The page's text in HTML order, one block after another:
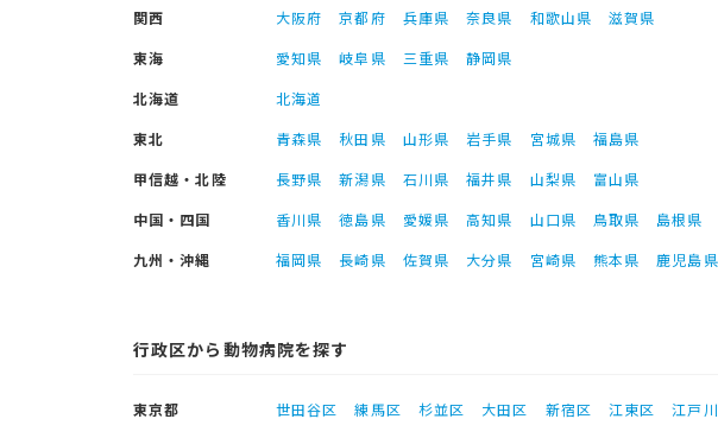
関西
大阪府 京都府 兵庫県 奈良県 和歌山県
滋賀県
東海
愛知県 岐阜県 三重県
静岡県
北海道
北海道
東北
青森県 秋田県 山形県 岩手県 宮城県
福島県
甲信越・北陸
長野県 新潟県 石川県 福井県 山梨県
富山県
中国・四国
香川県 徳島県 愛媛県 高知県 山口県 鳥取県 島根県
九州・沖縄
福岡県 長崎県 佐賀県 大分県 宮崎県 熊本県 鹿児島県
行政区から動物病院を探す
東京都 世田谷区 練馬区 杉並区 大田区 新宿区 江東区 江戸